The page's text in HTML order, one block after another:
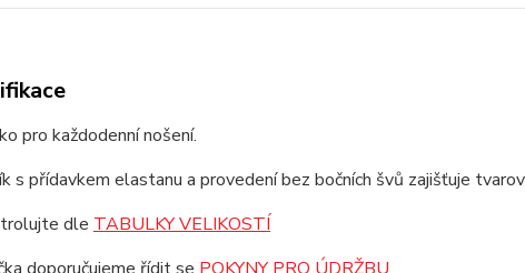
pro každodenní nošení.
s přídavkem elastanu a provedení bez bočních švů zajišťuje
dle TABULKY VELIKOSTÍ